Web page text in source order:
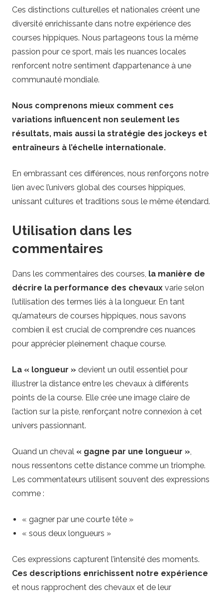
Ces distinctions culturelles et nationales créent une
diversité enrichissante dans notre expérience des
courses hippiques. Nous partageons tous la même
passion pour ce sport, mais les nuances locales
renforcent notre sentiment d’appartenance à une
communauté mondiale.
Nous comprenons mieux comment ces
variations influencent non seulement les
résultats, mais aussi la stratégie des jockeys et
entraîneurs à l’échelle internationale.
En embrassant ces différences, nous renforçons notre
lien avec l’univers global des courses hippiques,
unissant cultures et traditions sous le même étendard.
Utilisation dans les
commentaires
Dans les commentaires des courses, la manière de
décrire la performance des chevaux varie selon
l’utilisation des termes liés à la longueur. En tant
qu’amateurs de courses hippiques, nous savons
combien il est crucial de comprendre ces nuances
pour apprécier pleinement chaque course.
La « longueur » devient un outil essentiel pour
illustrer la distance entre les chevaux à différents
points de la course. Elle crée une image claire de
l’action sur la piste, renforçant notre connexion à cet
univers passionnant.
Quand un cheval « gagne par une longueur »,
nous ressentons cette distance comme un triomphe.
Les commentateurs utilisent souvent des expressions
comme :
« gagner par une courte tête »
« sous deux longueurs »
Ces expressions capturent l’intensité des moments.
Ces descriptions enrichissent notre expérience
et nous rapprochent des chevaux et de leur